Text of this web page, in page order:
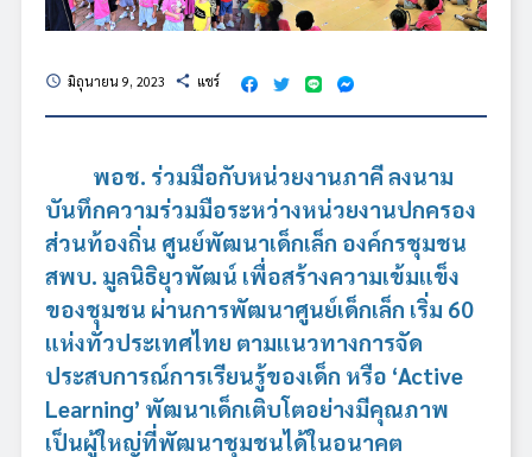
schedule มิถุนายน 9, 2023 share แชร์
พอช. ร่วมมือกับหน่วยงานภาคี ลงนาม
บันทึกความร่วมมือระหว่างหน่วยงานปกครอง
ส่วนท้องถิ่น ศูนย์พัฒนาเด็กเล็ก องค์กรชุมชน
สพบ. มูลนิธิยุวพัฒน์ เพื่อสร้างความเข้มแข็ง
ของชุมชน ผ่านการพัฒนาศูนย์เด็กเล็ก เริ่ม 60
แห่งทั่วประเทศไทย ตามแนวทางการจัด
ประสบการณ์การเรียนรู้ของเด็ก หรือ ‘Active
Learning’ พัฒนาเด็กเติบโตอย่างมีคุณภาพ
เป็นผู้ใหญ่ที่พัฒนาชุมชนได้ในอนาคต